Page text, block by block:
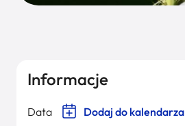
Informacje
Data Dodaj do kalendarza